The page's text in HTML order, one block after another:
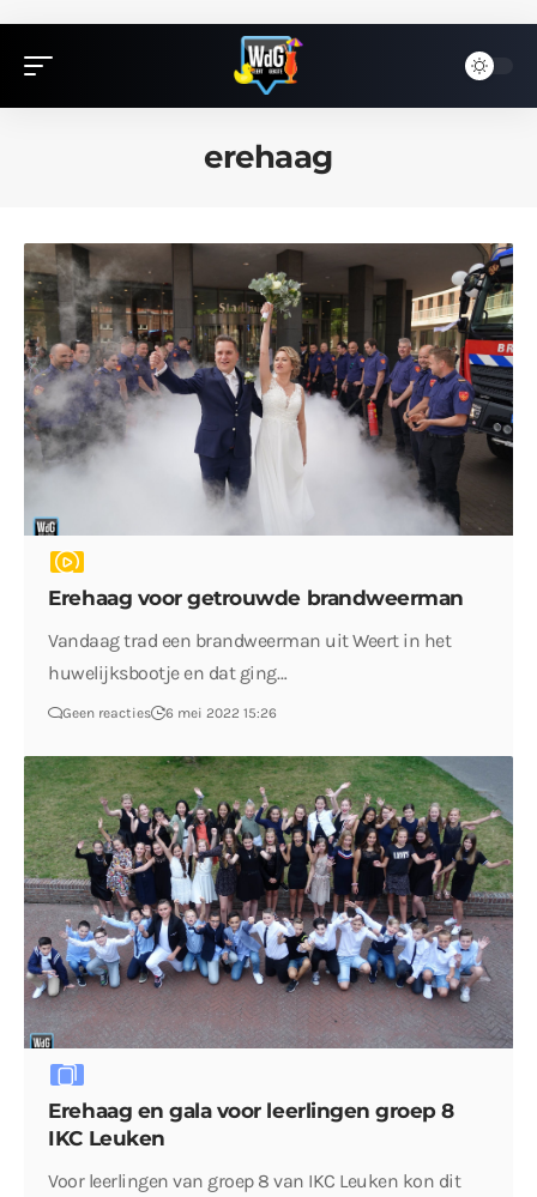
erehaag
Erehaag voor getrouwde brandweerman
Vandaag trad een brandweerman uit Weert in het
huwelijksbootje en dat ging…
Geen reacties 6 mei 2022 15:26
Erehaag en gala voor leerlingen groep 8
IKC Leuken
Voor leerlingen van groep 8 van IKC Leuken kon dit